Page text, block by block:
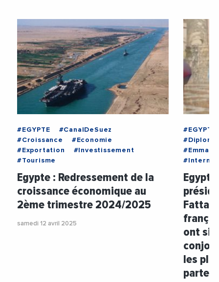
#EGYPTE
#CanalDeSuez
#Croissance
#Economie
#Exportation
#Investissement
#Tourisme
Egypte : Redressement de la
croissance économique au
2ème trimestre 2024/2025
samedi 12 avril 2025
#EGYPTE
Fattah
ont
les